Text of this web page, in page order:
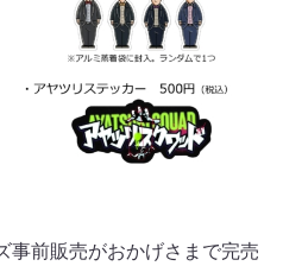
事前販売がおかげさまで完売